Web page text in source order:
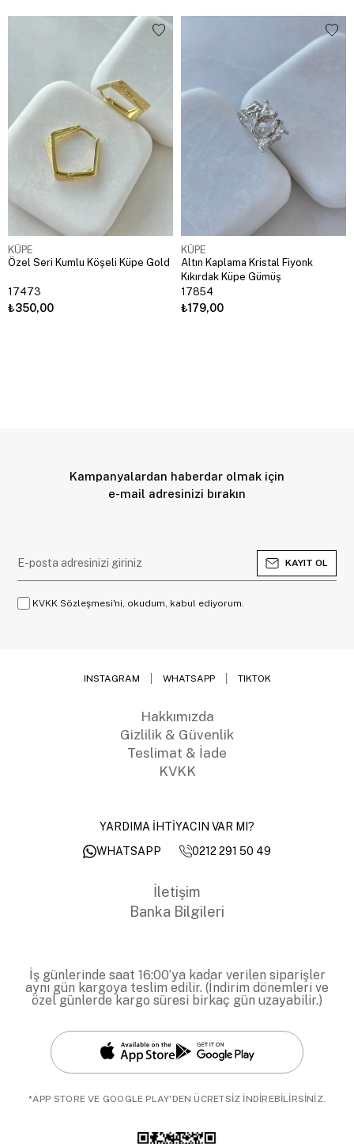
KÜPE
Özel Seri Kumlu Köşeli Küpe Gold
17473
₺350,00
KÜPE
Altın Kaplama Kristal Fiyonk
Kıkırdak Küpe Gümüş
17854
₺179,00
Kampanyalardan haberdar olmak için
e-mail adresinizi bırakın
KAYIT OL
KVKK Sözleşmesi'ni, okudum, kabul ediyorum.
INSTAGRAM WHATSAPP TIKTOK
Hakkımızda
Gizlilik & Güvenlik
Teslimat & İade
KVKK
YARDIMA İHTİYACIN VAR MI?
WHATSAPP
0212 291 50 49
İletişim
Banka Bilgileri
İş günlerinde saat 16:00’ya kadar verilen siparişler
aynı gün kargoya teslim edilir. (İndirim dönemleri ve
özel günlerde kargo süresi birkaç gün uzayabilir.)
*APP STORE VE GOOGLE PLAY'DEN ÜCRETSİZ İNDİREBİLİRSİNİZ.